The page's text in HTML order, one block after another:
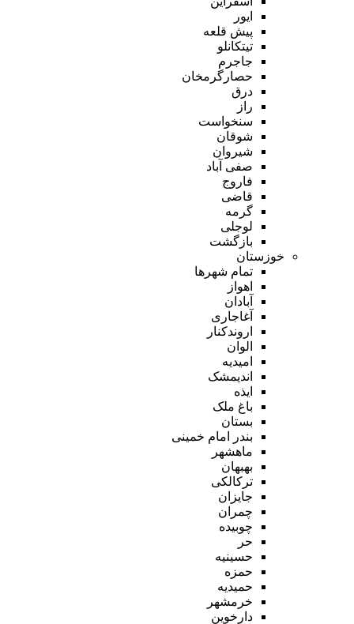
ایور
پیش قلعه
تیتکانلو
جاجرم
حصارگرمخان
درق
راز
سنخواست
شوقان
شیروان
صفی آباد
فاروج
قاضی
گرمه
لوجلی
بازگشت
خوزستان
تمام شهر‌ها
اهواز
آبادان
آغاجاری
اروندکنار
الوان
امیدیه
اندیمشک
ایذه
باغ ملک
بستان
بندر امام خمینی
ماهشهر
بهبهان
ترکالکی
جایزان
چمران
چوبیده
حر
حسینیه
حمزه
حمیدیه
خرمشهر
دارخوین